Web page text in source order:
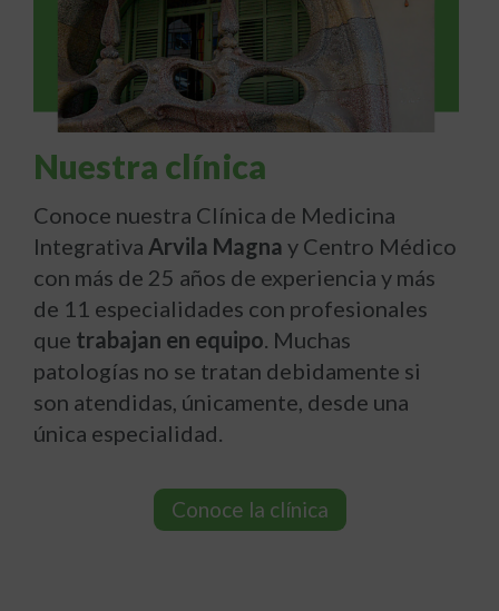
Nuestra clínica
Conoce nuestra Clínica de Medicina
Integrativa Arvila Magna y Centro Médico
con más de 25 años de experiencia y más
de 11 especialidades con profesionales
que trabajan en equipo. Muchas
patologías no se tratan debidamente si
son atendidas, únicamente, desde una
única especialidad.
Conoce la clínica